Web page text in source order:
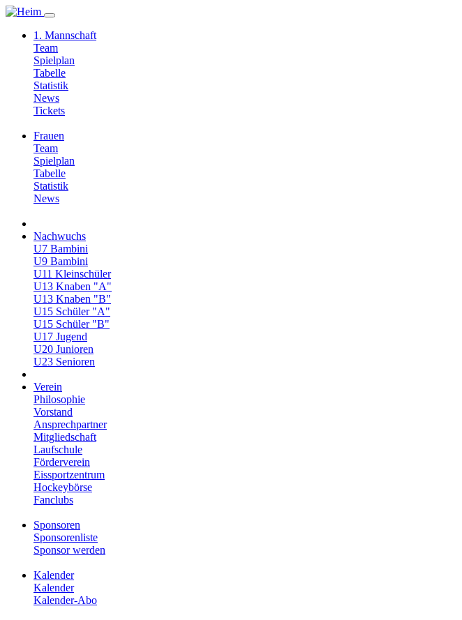
1. Mannschaft
Team
Spielplan
Tabelle
Statistik
News
Tickets
Frauen
Team
Spielplan
Tabelle
Statistik
News
Nachwuchs
U7 Bambini
U9 Bambini
U11 Kleinschüler
U13 Knaben "A"
U13 Knaben "B"
U15 Schüler "A"
U15 Schüler "B"
U17 Jugend
U20 Junioren
U23 Senioren
Verein
Philosophie
Vorstand
Ansprechpartner
Mitgliedschaft
Laufschule
Förderverein
Eissportzentrum
Hockeybörse
Fanclubs
Sponsoren
Sponsorenliste
Sponsor werden
Kalender
Kalender
Kalender-Abo